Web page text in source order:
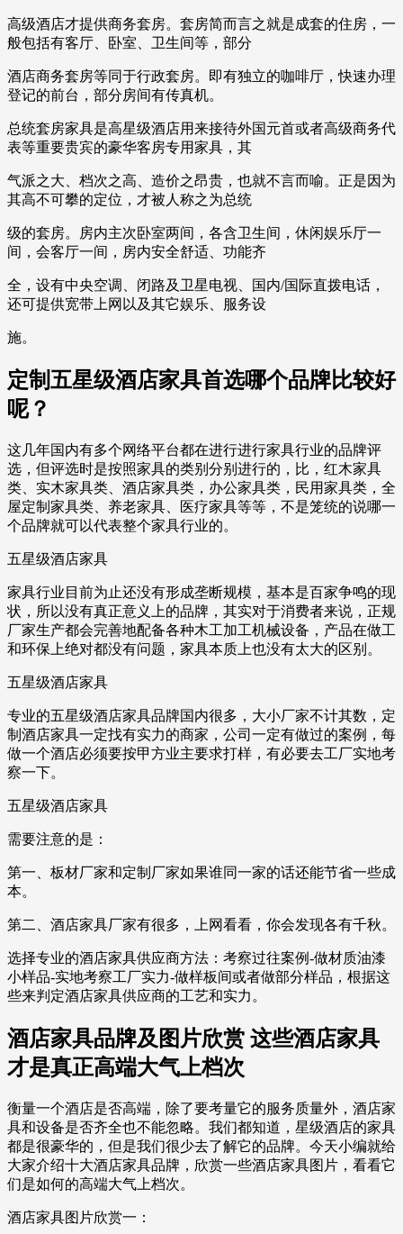
高级酒店才提供商务套房。套房简而言之就是成套的住房，一
般包括有客厅、卧室、卫生间等，部分
酒店商务套房等同于行政套房。即有独立的咖啡厅，快速办理
登记的前台，部分房间有传真机。
总统套房家具是高星级酒店用来接待外国元首或者高级商务代
表等重要贵宾的豪华客房专用家具，其
气派之大、档次之高、造价之昂贵，也就不言而喻。正是因为
其高不可攀的定位，才被人称之为总统
级的套房。房内主次卧室两间，各含卫生间，休闲娱乐厅一
间，会客厅一间，房内安全舒适、功能齐
全，设有中央空调、闭路及卫星电视、国内/国际直拨电话，
还可提供宽带上网以及其它娱乐、服务设
施。
定制五星级酒店家具首选哪个品牌比较好
呢？
这几年国内有多个网络平台都在进行进行家具行业的品牌评
选，但评选时是按照家具的类别分别进行的，比，红木家具
类、实木家具类、酒店家具类，办公家具类，民用家具类，全
屋定制家具类、养老家具、医疗家具等等，不是笼统的说哪一
个品牌就可以代表整个家具行业的。
五星级酒店家具
家具行业目前为止还没有形成垄断规模，基本是百家争鸣的现
状，所以没有真正意义上的品牌，其实对于消费者来说，正规
厂家生产都会完善地配备各种木工加工机械设备，产品在做工
和环保上绝对都没有问题，家具本质上也没有太大的区别。
五星级酒店家具
专业的五星级酒店家具品牌国内很多，大小厂家不计其数，定
制酒店家具一定找有实力的商家，公司一定有做过的案例，每
做一个酒店必须要按甲方业主要求打样，有必要去工厂实地考
察一下。
五星级酒店家具
需要注意的是：
第一、板材厂家和定制厂家如果谁同一家的话还能节省一些成
本。
第二、酒店家具厂家有很多，上网看看，你会发现各有千秋。
选择专业的酒店家具供应商方法：考察过往案例-做材质油漆
小样品-实地考察工厂实力-做样板间或者做部分样品，根据这
些来判定酒店家具供应商的工艺和实力。
酒店家具品牌及图片欣赏 这些酒店家具
才是真正高端大气上档次
衡量一个酒店是否高端，除了要考量它的服务质量外，酒店家
具和设备是否齐全也不能忽略。我们都知道，星级酒店的家具
都是很豪华的，但是我们很少去了解它的品牌。今天小编就给
大家介绍十大酒店家具品牌，欣赏一些酒店家具图片，看看它
们是如何的高端大气上档次。
酒店家具图片欣赏一：